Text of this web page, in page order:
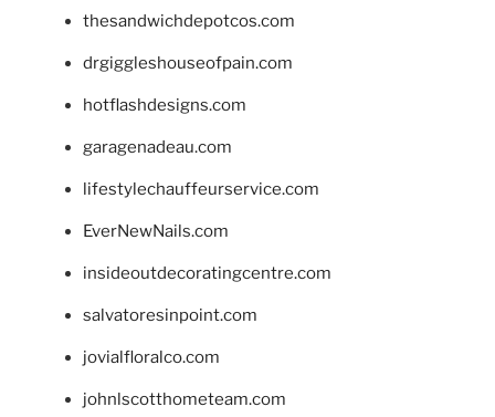
thesandwichdepotcos.com
drgiggleshouseofpain.com
hotflashdesigns.com
garagenadeau.com
lifestylechauffeurservice.com
EverNewNails.com
insideoutdecoratingcentre.com
salvatoresinpoint.com
jovialfloralco.com
johnlscotthometeam.com